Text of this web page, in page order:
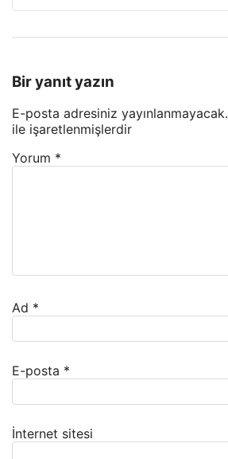
Bir yanıt yazın
E-posta adresiniz yayınlanmayacak.
ile işaretlenmişlerdir
Yorum *
Ad *
E-posta *
İnternet sitesi